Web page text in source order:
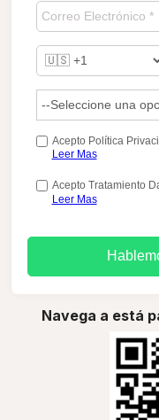
Acepto Política
Leer Mas
Acepto Tratamiento
Leer Mas
Navega a está